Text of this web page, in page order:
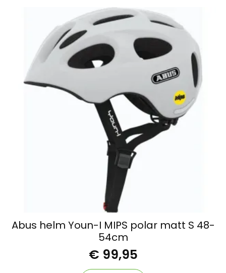
Abus helm Youn-I MIPS polar matt S 48-
54cm
€ 99,95